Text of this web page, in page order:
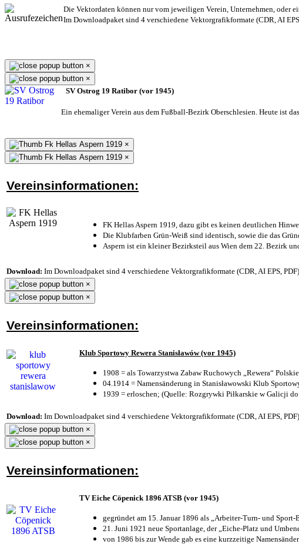
Die Vektordaten können nur vom jeweiligen Verein, Unternehmen, oder
Im Downloadpaket sind 4 verschiedene Vektorgrafikformate (CDR, AI
×
×
SV Ostrog 19 Ratibor (vor 1945)
Ein ehemaliger Verein aus dem Fußball-Bezirk Oberschlesien. Heute ist
×
×
Vereinsinformationen:
FK Hellas Aspern 1919, dazu gibt es keinen deutlichen
Die Klubfarben Grün-Weiß sind identisch, sowie die das
Aspern ist ein kleiner Bezirksteil aus Wien dem 22. Bezirk
Download: Im Downloadpaket sind 4 verschiedene Vektorgrafikformate (CDR, AI EPS,
×
×
Vereinsinformationen:
Klub Sportowy Rewera Stanisławów (vor 1945)
1908 = als Towarzystwa Zabaw Ruchowych „Rewera“
04.1914 = Namensänderung in Stanisławowski Klub
1939 = erloschen; (Quelle: Rozgrywki Piłkarskie w Galicji
Download: Im Downloadpaket sind 4 verschiedene Vektorgrafikformate (CDR, AI EPS,
×
×
Vereinsinformationen:
TV Eiche Cöpenick 1896 ATSB (vor 1945)
gegründet am 15. Januar 1896 als „Arbeiter-Turn- und
21. Juni 1921 neue Sportanlage, der „Eiche-Platz und
von 1986 bis zur Wende gab es eine kurzzeitige